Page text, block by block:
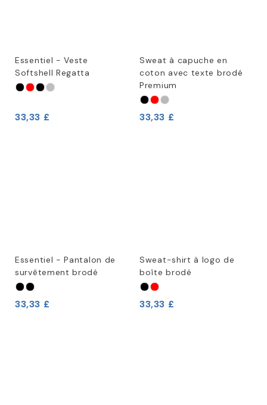
Essentiel - Veste
Softshell Regatta
33,33 £
Sweat à capuche en
coton avec texte brodé
Premium
33,33 £
Essentiel - Pantalon de
survêtement brodé
33,33 £
Sweat-shirt à logo de
boîte brodé
33,33 £